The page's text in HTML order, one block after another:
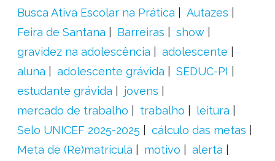
Busca Ativa Escolar na Prática
Autazes
Feira de Santana
Barreiras
show
gravidez na adolescência
adolescente
aluna
adolescente grávida
SEDUC-PI
estudante grávida
jovens
mercado de trabalho
trabalho
leitura
Selo UNICEF 2025-2025
cálculo das metas
Meta de (Re)matrícula
motivo
alerta